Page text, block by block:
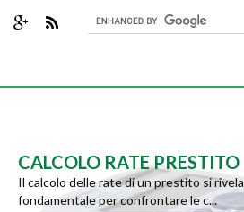
CALCOLO RATE PRESTITO
Il calcolo delle rate di un prestito si rivela
fondamentale per confrontare le c...